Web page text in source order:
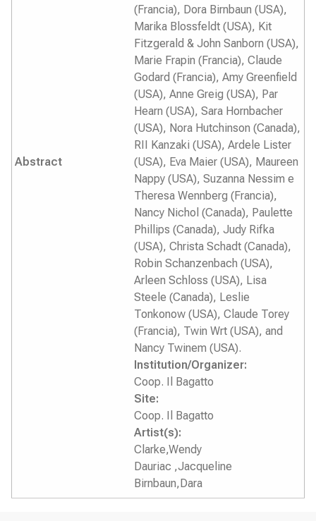
Abstract
(Francia), Dora Birnbaun (USA),
Marika Blossfeldt (USA), Kit
Fitzgerald & John Sanborn (USA),
Marie Frapin (Francia), Claude
Godard (Francia), Amy Greenfield
(USA), Anne Greig (USA), Par
Hearn (USA), Sara Hornbacher
(USA), Nora Hutchinson (Canada),
RII Kanzaki (USA), Ardele Lister
(USA), Eva Maier (USA), Maureen
Nappy (USA), Suzanna Nessim e
Theresa Wennberg (Francia),
Nancy Nichol (Canada), Paulette
Phillips (Canada), Judy Rifka
(USA), Christa Schadt (Canada),
Robin Schanzenbach (USA),
Arleen Schloss (USA), Lisa
Steele (Canada), Leslie
Tonkonow (USA), Claude Torey
(Francia), Twin Wrt (USA), and
Nancy Twinem (USA).
Institution/Organizer:
Coop. Il Bagatto
Site:
Coop. Il Bagatto
Artist(s):
Clarke,Wendy
Dauriac ,Jacqueline
Birnbaun,Dara